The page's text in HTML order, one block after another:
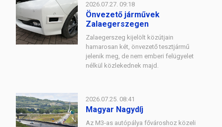
2026.07.27. 09:18
Önvezető járművek
Zalaegerszegen
Zalaegerszeg kijelölt közútjain
hamarosan két, önvezető tesztjármű
jelenik meg, de nem emberi felügyelet
nélkül közlekednek majd.
2026.07.25. 08:41
Magyar Nagydíj
Az M3-as autópálya fővároshoz közeli